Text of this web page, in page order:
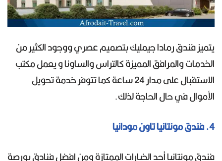
يتميز فندق رمادا جيمليك بتصميم عصري ووجود الكثير من
الخدمات والمرافق المميزة كالتراس والساونا و يعمل مكتب
الاستقبال على مدار 24 ساعة كما تتوفر خدمة تحويل
الأموال في حال الحاجة لذلك.
4. فندق مونتانيا تاون مودانيا
فندق مونتانيا أحد الخيارات الممتازة ومن افضل فنادق بورصة